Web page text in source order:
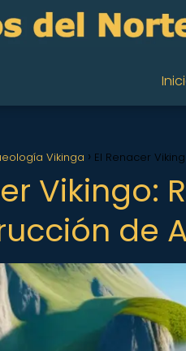
Vikinga El Renacer
Vikingo:
de